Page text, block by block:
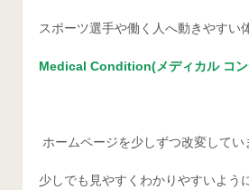
スポーツ選手や働く人へ動きやすい
Medical Condition(メディカル コ
ホームページを少しずつ改変してい
少しでも見やすくわかりやすいよう